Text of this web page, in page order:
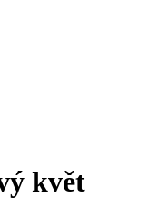
květ